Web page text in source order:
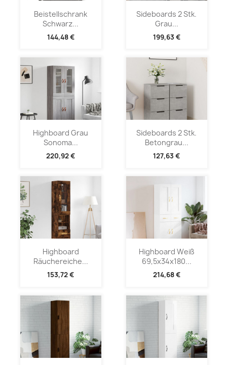
Beistellschrank
Schwarz...
144,48 €
Sideboards 2 Stk.
Grau...
199,63 €
Highboard Grau
Sonoma...
220,92 €
Sideboards 2 Stk.
Betongrau...
127,63 €
Highboard
Räuchereiche...
153,72 €
Highboard Weiß
69,5x34x180...
214,68 €